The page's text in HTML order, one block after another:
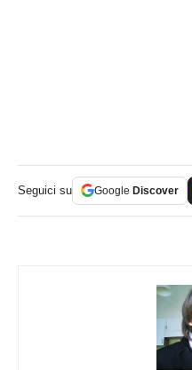
Seguici su Google Discover